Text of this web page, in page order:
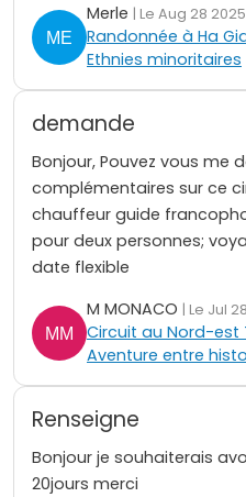
Merle | Le Aug 28 2025
Randonnée à Ha
Ethnies minoritaires
demande
Bonjour, Pouvez vous me
complémentaires sur ce
chauffeur guide
pour deux personnes;
date flexible
M MONACO | Le Jul
Circuit au Nord-est
Aventure entre
Renseigne
Bonjour je souhaiterais
20jours merci